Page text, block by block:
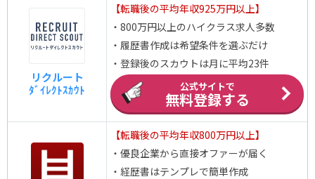
リクルート
ﾀﾞｲﾚｸﾄｽｶｳﾄ
【転職後の平均年収925万円以上】
・800万円以上のハイクラス求人多数
・履歴書作成は希望条件を選ぶだけ
・登録後のスカウトは月に平均23件
公式サイトで
無料登録する
【転職後の平均年収800万円以上】
・優良企業から直接オファーが届く
・経歴書はテンプレで簡単作成